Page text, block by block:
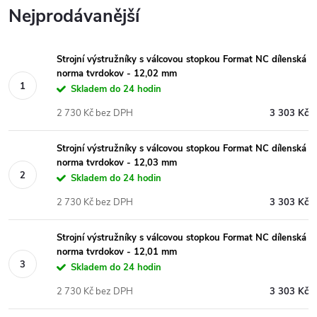
Nejprodávanější
Strojní výstružníky s válcovou stopkou Format NC dílenská
norma tvrdokov - 12,02 mm
Skladem do 24 hodin
3 303 Kč
2 730 Kč bez DPH
Strojní výstružníky s válcovou stopkou Format NC dílenská
norma tvrdokov - 12,03 mm
Skladem do 24 hodin
3 303 Kč
2 730 Kč bez DPH
Strojní výstružníky s válcovou stopkou Format NC dílenská
norma tvrdokov - 12,01 mm
Skladem do 24 hodin
3 303 Kč
2 730 Kč bez DPH